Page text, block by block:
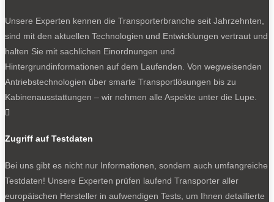
Feine Pkw-Ausführung mit Chromstreifen.
NEWSLETTER
Bleiben Sie auf dem Laufenden
Unsere Experten kennen die Transporterbranche seit Jahrzehnten,
sind mit den aktuellen Technologien und Entwicklungen vertraut und
halten Sie mit sachlichen Einordnungen und
Hintergrundinformationen auf dem Laufenden. Von wegweisenden
Antriebstechnologien über smarte Transportlösungen bis zu
Kabinenausstattungen – wir nehmen alle Aspekte unter die Lupe.

Zugriff auf Testdaten
Bei uns gibt es nicht nur Informationen, sondern auch umfangreiche
Testdaten! Unsere Experten prüfen laufend Transporter aller
europäischen Hersteller in aufwendigen Tests, um Ihnen detaillierte